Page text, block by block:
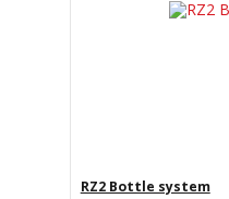
RZ2 Bottle system